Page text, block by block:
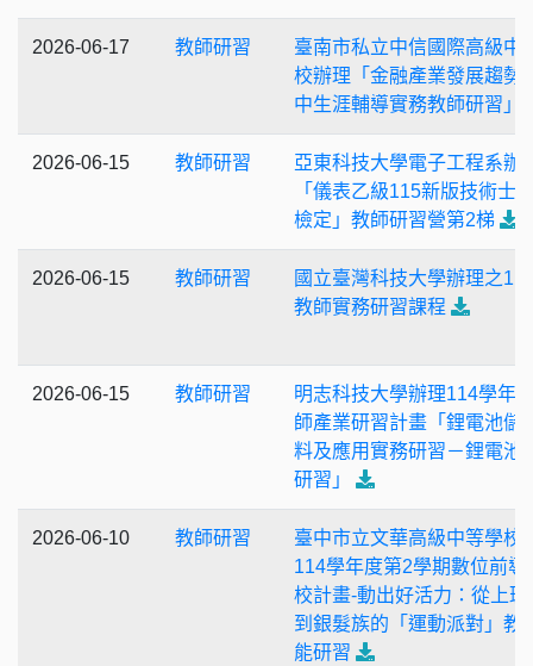
2026-06-17 教師研習
臺南市私立中信國際高級中
校辦理「金融產業發展趨勢
中生涯輔導實務教師研習」
2026-06-15 教師研習
亞東科技大學電子工程系辦
「儀表乙級115新版技術士
檢定」教師研習營第2梯
2026-06-15 教師研習
國立臺灣科技大學辦理之
教師實務研習課程
2026-06-15 教師研習
明志科技大學辦理114學年
師產業研習計畫「鋰電池儲
料及應用實務研習－鋰電池
研習」
2026-06-10 教師研習
臺中市立文華高級中等學校
114學年度第2學期數位前導
校計畫-動出好活力：從上班
到銀髮族的「運動派對」教
能研習